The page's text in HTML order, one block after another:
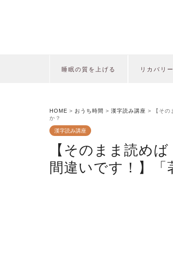
睡眠の質を上げる リカバリ
HOME > おうち時間 > 漢字読み講座 >
【そ
か？
漢字読み講座
【そのまま読め
間違いです！】「